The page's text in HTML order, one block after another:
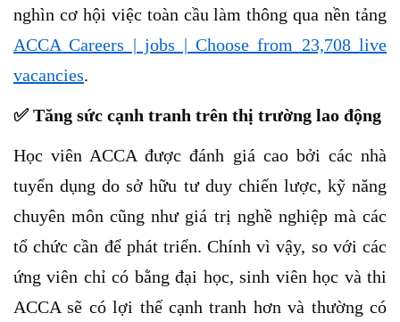
nghìn cơ hội việc toàn cầu làm thông qua nền tảng
ACCA Careers | jobs | Choose from 23,708 live
vacancies.
✅ Tăng sức cạnh tranh trên thị trường lao động
Học viên ACCA được đánh giá cao bởi các nhà
tuyển dụng do sở hữu tư duy chiến lược, kỹ năng
chuyên môn cũng như giá trị nghề nghiệp mà các
tổ chức cần để phát triển. Chính vì vậy, so với các
ứng viên chỉ có bằng đại học, sinh viên học và thi
ACCA sẽ có lợi thế cạnh tranh hơn và thường có